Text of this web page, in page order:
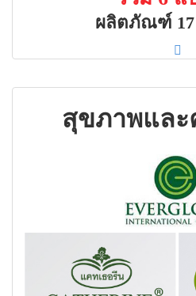
ผลิตภัณฑ์ 17
สุขภาพและ